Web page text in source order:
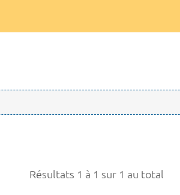
Résultats 1 à 1 sur 1 au total